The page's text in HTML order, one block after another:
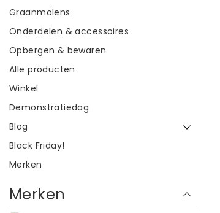
Graanmolens
Onderdelen & accessoires
Opbergen & bewaren
Alle producten
Winkel
Demonstratiedag
Blog
Black Friday!
Merken
Merken